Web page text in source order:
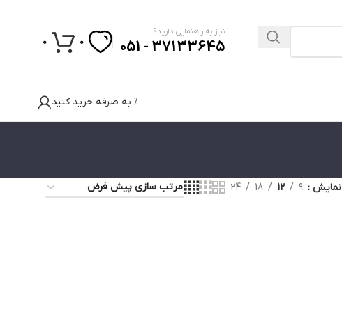
نیاز به راهنمایی دارید؟
37133645 - 051
0
0
% به صرفه خرید کنید
نمایش 9
12
18
24